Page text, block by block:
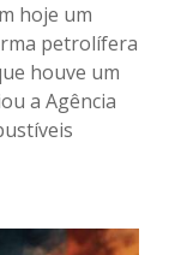
hoje um
petrolífera
houve um
a Agência